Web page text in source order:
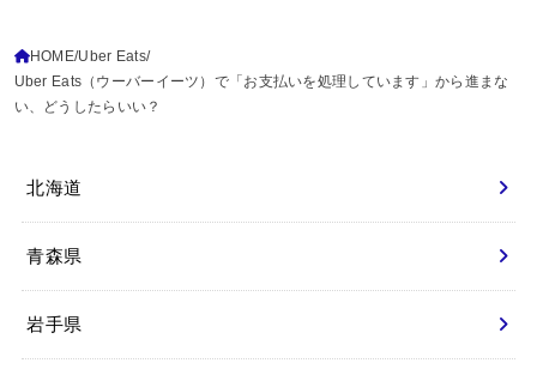
HOME Uber Eats
Uber Eats（ウーバーイーツ）で「お支払いを処理しています」から進まな
い、どうしたらいい？
北海道
青森県
岩手県